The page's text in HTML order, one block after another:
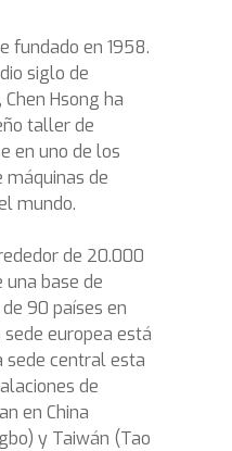
fundado en 1958.
siglo de
Hsong ha
taller de
en uno de los
de
mundo.
de 20.000
base de
90 países en
europea está
sede central esta
de
en China
y Taiwán (Tao